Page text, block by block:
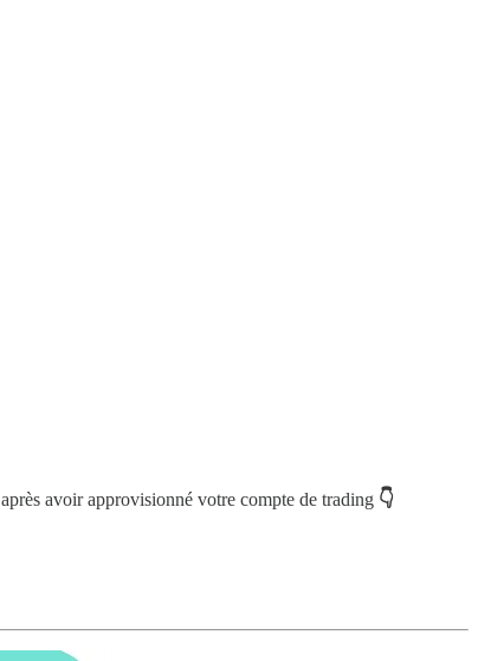
après avoir approvisionné votre compte de trading 👇